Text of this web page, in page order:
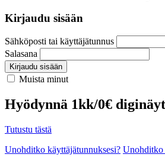
Kirjaudu sisään
Sähköposti tai käyttäjätunnus
Salasana
Kirjaudu sisään
Muista minut
Hyödynnä 1kk/0€
Tutustu tästä
Unohditko käyttäjätunnuksesi? Unohditko